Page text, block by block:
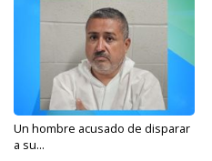
Un hombre acusado de disparar
a su...